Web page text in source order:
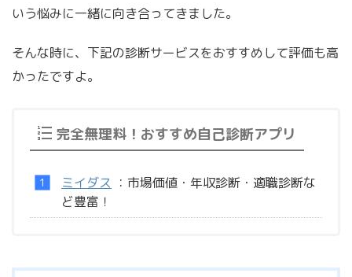
いう悩みに一緒に向き合ってきました。
そんな時に、下記の診断サービスをおすすめして評価も高
かったですよ。
完全無理料！おすすめ自己診断アプリ
ミイダス ：市場価値・年収診断・適職診断な
ど豊富！